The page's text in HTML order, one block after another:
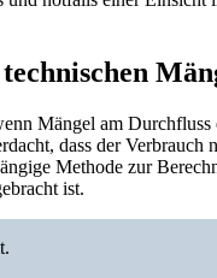
Mängel am Durchfluss
dass der Verbrauch
Methode zur
ist.